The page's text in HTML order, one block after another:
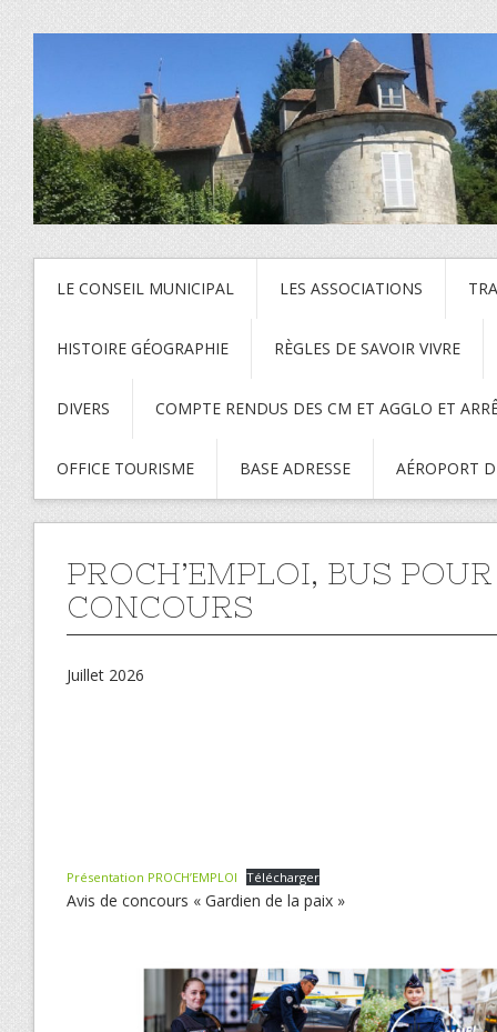
LE CONSEIL MUNICIPAL LES ASSOCIATIONS
HISTOIRE GÉOGRAPHIE RÈGLES DE SAVOIR VIVRE
DIVERS COMPTE RENDUS DES CM ET AGGLO ET
OFFICE TOURISME BASE ADRESSE AÉROPORT
PROCH’EMPLOI, BUS
CONCOURS
Juillet 2026
Présentation PROCH’EMPLOI Télécharger
Avis de concours « Gardien de la paix »